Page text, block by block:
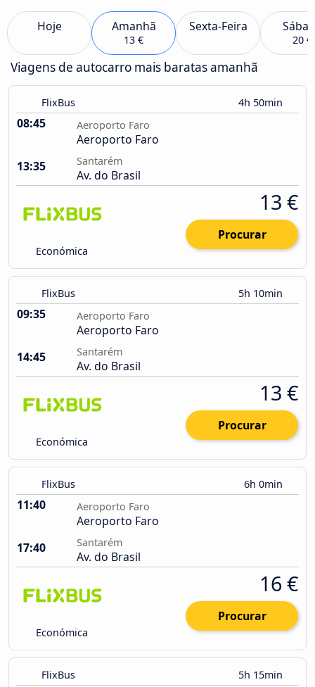
Hoje Amanhã
13 €
Sexta-Feira
20 €
Viagens de autocarro mais baratas amanhã
FlixBus 4h 50min
08:45 Aeroporto Faro
Aeroporto Faro
13:35
Santarém
Av. do Brasil
Económica
13 €
Procurar
FlixBus 5h 10min
09:35 Aeroporto Faro
Aeroporto Faro
14:45
Santarém
Av. do Brasil
Económica
13 €
Procurar
FlixBus 6h 0min
11:40 Aeroporto Faro
Aeroporto Faro
17:40
Santarém
Av. do Brasil
Económica
16 €
Procurar
FlixBus 5h 15min